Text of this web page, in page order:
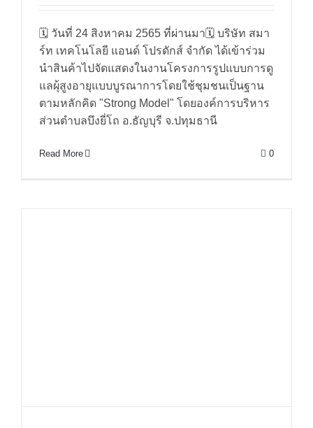
โครงการรูปแบบการดูแลผุ้สูงอายุแบบ
บูรณาการโดยใช้ชุมชนเป็นฐาน ตาม
หลักคิด “Strong Model” โดย
องค์การบริหารส่วนตำบลบึงยี่โถ
อ.ธัญบุรี จ.ปทุมธานี
🗓 วันที่ 24 สิงหาคม 2565 ที่ผ่านมา🗓 บริษัท สมา
ร์ท เทคโนโลยี แอนด์ โปรดักส์ จำกัด ได้เข้าร่วม
นำสินค้าไปจัดแสดงในงานโครงการรูปแบบการดู
แลผุ้สูงอายุแบบบูรณาการโดยใช้ชุมชนเป็นฐาน
ตามหลักคิด "Strong Model" โดยองค์การบริหาร
ส่วนตำบลบึงยี่โถ อ.ธัญบุรี จ.ปทุมธานี
Read More 0